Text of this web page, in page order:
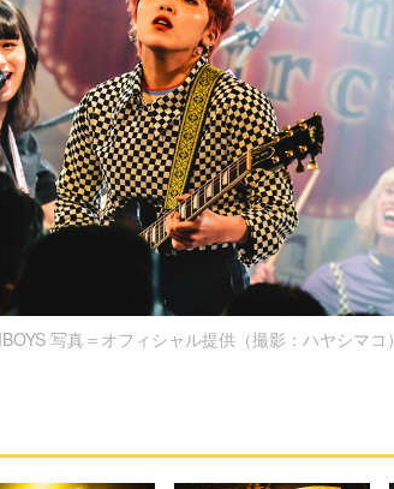
写真＝オフィシャル提供（撮影：ハヤシマコ）